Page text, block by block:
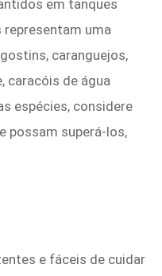
em tanques
representam uma
caranguejos,
caracóis de água
espécies, considere
possam superá-los,
e fáceis de cuidar